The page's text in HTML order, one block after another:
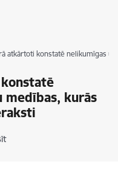
atkārtoti konstatē nelikumīgas
medības, kurās